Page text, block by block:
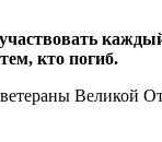
кто погиб.
Великой